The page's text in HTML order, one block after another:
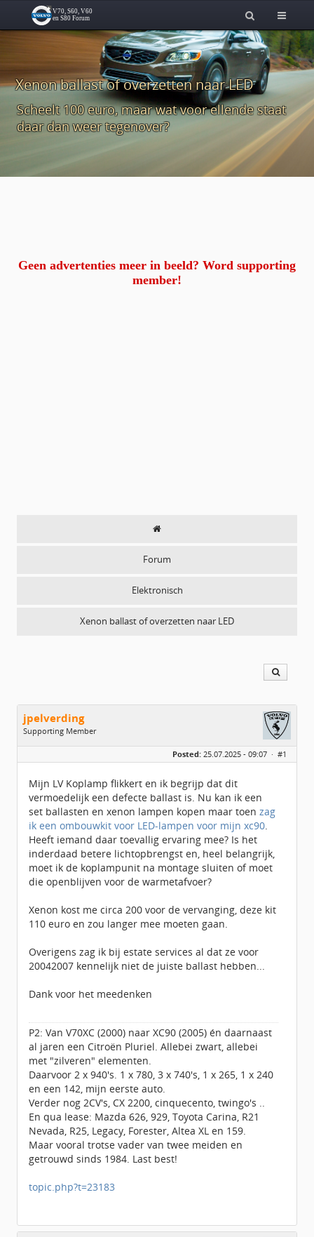
Xenon ballast of overzetten naar LED
Scheelt 100 euro, maar wat voor ellende staat
daar dan weer tegenover?
Geen advertenties meer in beeld? Word supporting
member!
Forum
Elektronisch
Xenon ballast of overzetten naar LED
jpelverding
Supporting Member
Geslacht:
Leeftijd:
69
Berichten:
609
Geregistreerd:05 / 2020
Posted: 25.07.2025 - 09:07 · #1
Mijn LV Koplamp flikkert en ik begrijp dat dit
vermoedelijk een defecte ballast is. Nu kan ik een
set ballasten en xenon lampen kopen maar toen zag
ik een ombouwkit voor LED-lampen voor mijn xc90.
Heeft iemand daar toevallig ervaring mee? Is het
inderdaad betere lichtopbrengst en, heel belangrijk,
moet ik de koplampunit na montage sluiten of moet
die openblijven voor de warmetafvoer?
Xenon kost me circa 200 voor de vervanging, deze kit
110 euro en zou langer mee moeten gaan.
Overigens zag ik bij estate services al dat ze voor
20042007 kennelijk niet de juiste ballast hebben...
Dank voor het meedenken
P2: Van V70XC (2000) naar XC90 (2005) én daarnaast
al jaren een Citroën Pluriel. Allebei zwart, allebei
met "zilveren" elementen.
Daarvoor 2 x 940's. 1 x 780, 3 x 740's, 1 x 265, 1 x 240
en een 142, mijn eerste auto.
Verder nog 2CV's, CX 2200, cinquecento, twingo's ..
En qua lease: Mazda 626, 929, Toyota Carina, R21
Nevada, R25, Legacy, Forester, Altea XL en 159.
Maar vooral trotse vader van twee meiden en
getrouwd sinds 1984. Last best!
topic.php?t=23183